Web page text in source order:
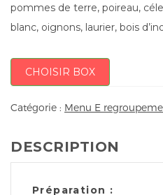
pommes de terre, poireau,
blanc, oignons, laurier, bois
CHOISIR BOX
Catégorie : Menu E
DESCRIPTION
Préparation :